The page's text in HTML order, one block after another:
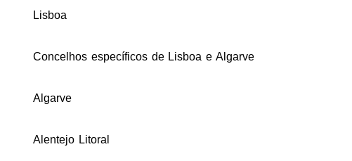
Lisboa
Concelhos específicos de Lisboa e Algarve
Algarve
Alentejo Litoral